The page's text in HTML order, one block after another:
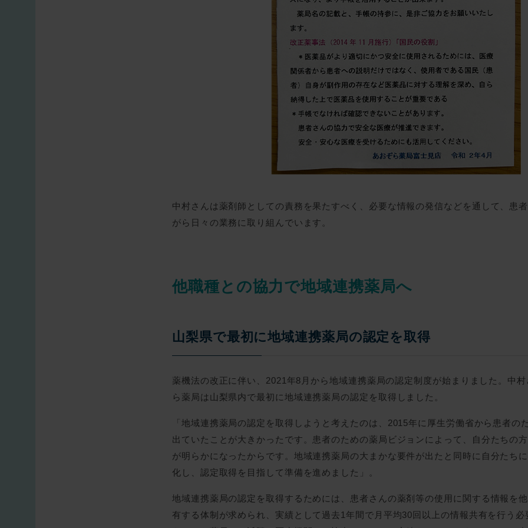
中村さんは薬剤師としての責務を果たすべく、必要な情報の発信などを通して、患
がら日々の業務に取り組んでいます。
他職種との協力で地域連携薬局へ
山梨県で最初に地域連携薬局の認定を取得
薬機法の改正に伴い、2021年8月から地域連携薬局の認定制度が始まりました。中
ら薬局は山梨県内で最初に地域連携薬局の認定を取得しました。
「地域連携薬局の認定を取得しようと考えたのは、2015年に厚生労働省から患者の
出ていたことが大きかったです。患者のための薬局ビジョンによって、自分たちの
が明らかになったからです。地域連携薬局の大まかな要件が出たと同時に自分たち
化し、認定取得を目指して準備を進めました」。
地域連携薬局の認定を取得するためには、患者さんの薬剤等の使用に関する情報を
有する体制が求められ、実績として過去1年間で月平均30回以上の情報共有を行う必